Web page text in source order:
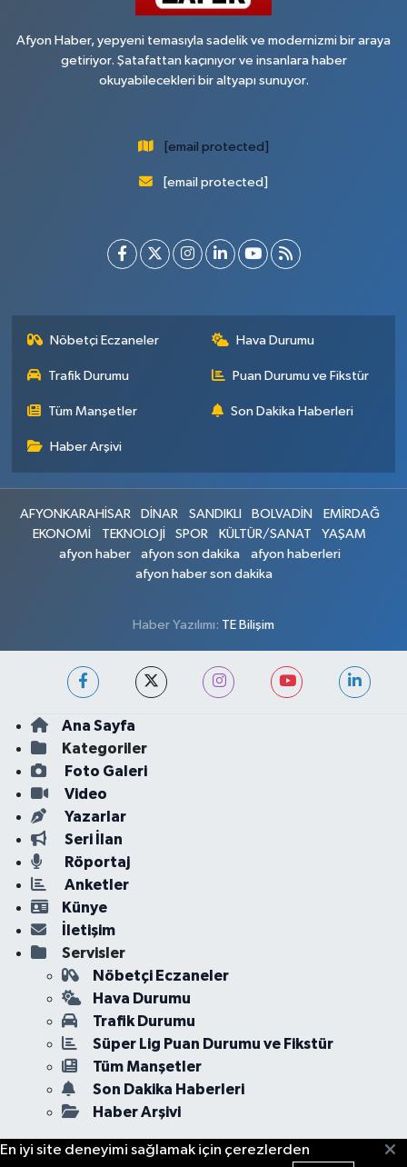
Afyon Haber, yepyeni temasıyla sadelik ve modernizmi bir araya
getiriyor. Şatafattan kaçınıyor ve insanlara haber
okuyabilecekleri bir altyapı sunuyor.
[email protected]
[email protected]
Nöbetçi Eczaneler Hava Durumu
Trafik Durumu Puan Durumu ve Fikstür
Tüm Manşetler Son Dakika Haberleri
Haber Arşivi
AFYONKARAHİSAR DİNAR SANDIKLI BOLVADİN
EMİRDAĞ
EKONOMİ
TEKNOLOJİ SPOR KÜLTÜR/SANAT
YAŞAM
afyon haber
afyon son dakika
afyon haberleri
afyon haber son dakika
Haber Yazılımı: TE Bilişim
Ana Sayfa
Kategoriler
Foto Galeri
Video
Yazarlar
Seri İlan
Röportaj
Anketler
Künye
İletişim
Servisler
Nöbetçi Eczaneler
Hava Durumu
Trafik Durumu
Süper Lig Puan Durumu ve Fikstür
Tüm Manşetler
Son Dakika Haberleri
Haber Arşivi
En iyi site deneyimi sağlamak için çerezlerden